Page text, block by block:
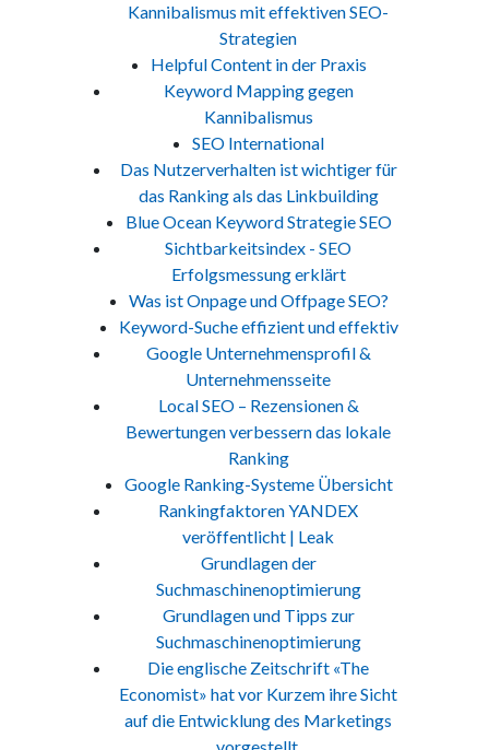
Kannibalismus mit effektiven SEO-
Strategien
Helpful Content in der Praxis
Keyword Mapping gegen
Kannibalismus
SEO International
Das Nutzerverhalten ist wichtiger für
das Ranking als das Linkbuilding
Blue Ocean Keyword Strategie SEO
Sichtbarkeitsindex - SEO
Erfolgsmessung erklärt
Was ist Onpage und Offpage SEO?
Keyword-Suche effizient und effektiv
Google Unternehmensprofil &
Unternehmensseite
Local SEO – Rezensionen &
Bewertungen verbessern das lokale
Ranking
Google Ranking-Systeme Übersicht
Rankingfaktoren YANDEX
veröffentlicht | Leak
Grundlagen der
Suchmaschinenoptimierung
Grundlagen und Tipps zur
Suchmaschinenoptimierung
Die englische Zeitschrift «The
Economist» hat vor Kurzem ihre Sicht
auf die Entwicklung des Marketings